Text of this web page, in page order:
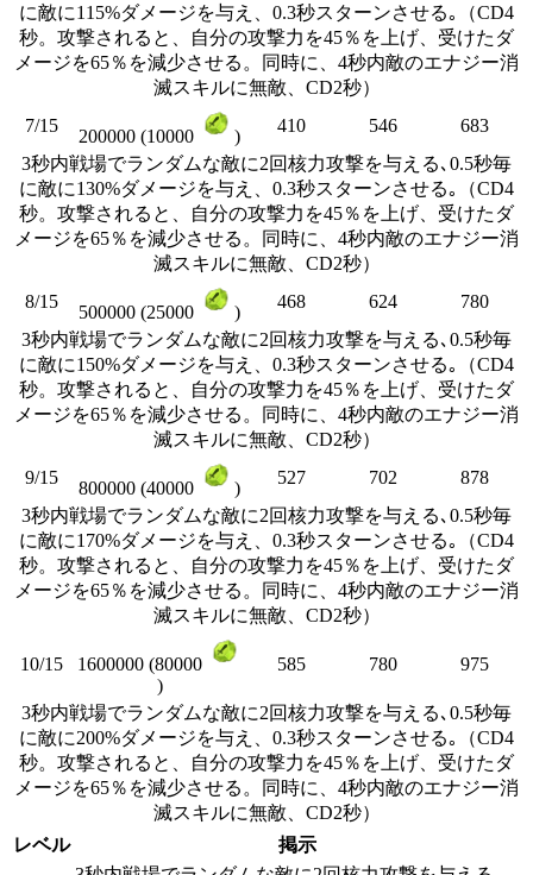
に敵に115%ダメージを与え、0.3秒スターンさせる｡（CD4
秒。攻撃されると、自分の攻撃力を45％を上げ、受けたダ
メージを65％を減少させる。同時に、4秒内敵のエナジー消
滅スキルに無敵、CD2秒）
7/15
200000 (10000 )
410 546
683
3秒内戦場でランダムな敵に2回核力攻撃を与える､0.5秒毎
に敵に130%ダメージを与え、0.3秒スターンさせる｡（CD4
秒。攻撃されると、自分の攻撃力を45％を上げ、受けたダ
メージを65％を減少させる。同時に、4秒内敵のエナジー消
滅スキルに無敵、CD2秒）
8/15
500000 (25000 )
468 624
780
3秒内戦場でランダムな敵に2回核力攻撃を与える､0.5秒毎
に敵に150%ダメージを与え、0.3秒スターンさせる｡（CD4
秒。攻撃されると、自分の攻撃力を45％を上げ、受けたダ
メージを65％を減少させる。同時に、4秒内敵のエナジー消
滅スキルに無敵、CD2秒）
9/15
800000 (40000 )
527 702
878
3秒内戦場でランダムな敵に2回核力攻撃を与える､0.5秒毎
に敵に170%ダメージを与え、0.3秒スターンさせる｡（CD4
秒。攻撃されると、自分の攻撃力を45％を上げ、受けたダ
メージを65％を減少させる。同時に、4秒内敵のエナジー消
滅スキルに無敵、CD2秒）
10/15
1600000 (80000
)
585 780 975
3秒内戦場でランダムな敵に2回核力攻撃を与える､0.5秒毎
に敵に200%ダメージを与え、0.3秒スターンさせる｡（CD4
秒。攻撃されると、自分の攻撃力を45％を上げ、受けたダ
メージを65％を減少させる。同時に、4秒内敵のエナジー消
滅スキルに無敵、CD2秒）
レベル
掲示